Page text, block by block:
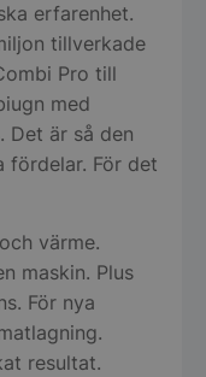
erfarenhet.
tillverkade
Pro till
med
Det är så den
fördelar. För det
värme.
maskin. Plus
För nya
resultat.